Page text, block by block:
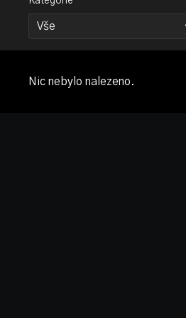
Nic nebylo nalezeno.